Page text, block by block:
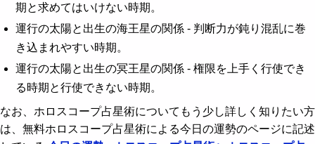
期と求めてはいけない時期。
運行の太陽と出生の海王星の関係 - 判断力が鈍り混乱に巻
き込まれやすい時期。
運行の太陽と出生の冥王星の関係 - 権限を上手く行使でき
る時期と行使できない時期。
なお、ホロスコープ占星術についてもう少し詳しく知りたい方
は、無料ホロスコープ占星術による今日の運勢のページに記述